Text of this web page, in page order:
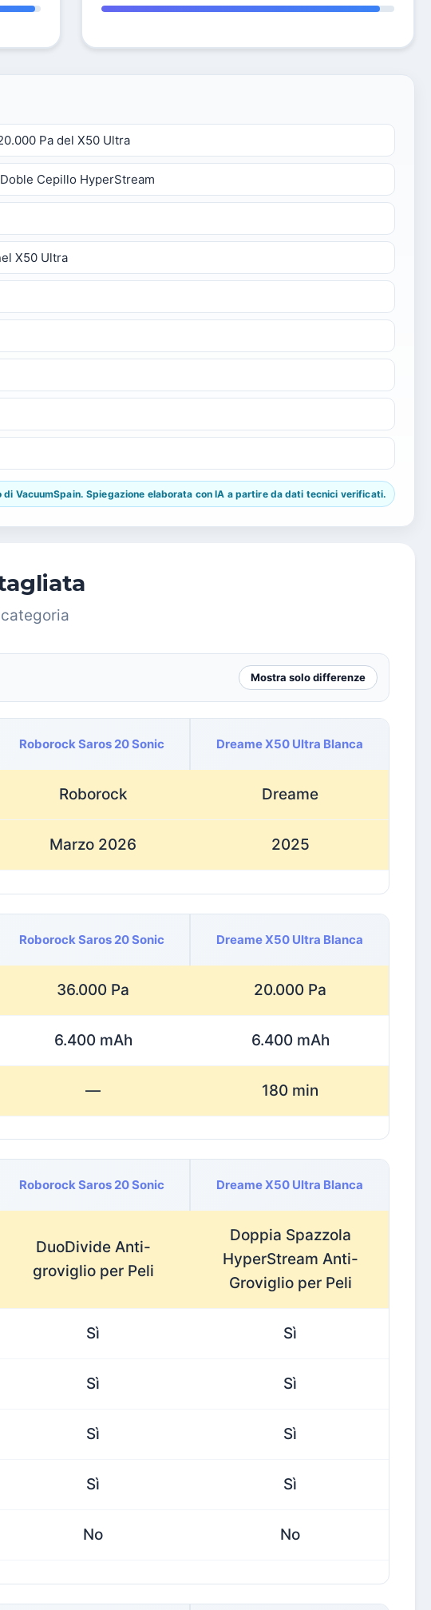
Pa del X50 Ultra
Cepillo HyperStream
X50 Ultra
di VacuumSpain. Spiegazione elaborata con IA a partire da dati tecnici verificati.
Mostra solo differenze
Roborock Saros 20 Sonic Dreame X50 Ultra Blanca
Roborock Dreame
Marzo 2026 2025
Roborock Saros 20 Sonic Dreame X50 Ultra Blanca
36.000 Pa 20.000 Pa
6.400 mAh 6.400 mAh
— 180 min
Roborock Saros 20 Sonic Dreame X50 Ultra Blanca
DuoDivide Anti-
groviglio per Peli
Doppia Spazzola
HyperStream Anti-
Groviglio per Peli
Sì Sì
Sì Sì
Sì Sì
Sì Sì
No No